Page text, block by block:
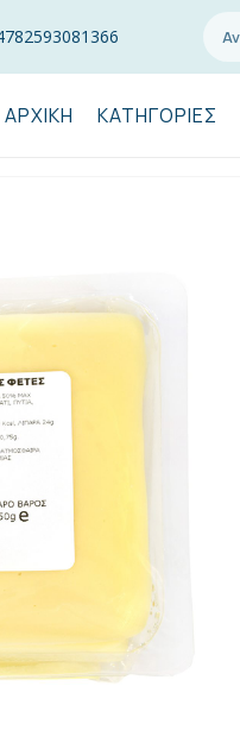
2593081366
ΑΡΧΙΚΉ ΚΑΤΗΓΟΡΊΕΣ